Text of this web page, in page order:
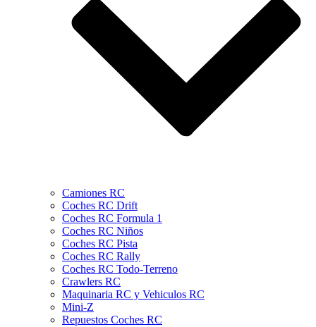
Camiones RC
Coches RC Drift
Coches RC Formula 1
Coches RC Niños
Coches RC Pista
Coches RC Rally
Coches RC Todo-Terreno
Crawlers RC
Maquinaria RC y Vehiculos RC
Mini-Z
Repuestos Coches RC